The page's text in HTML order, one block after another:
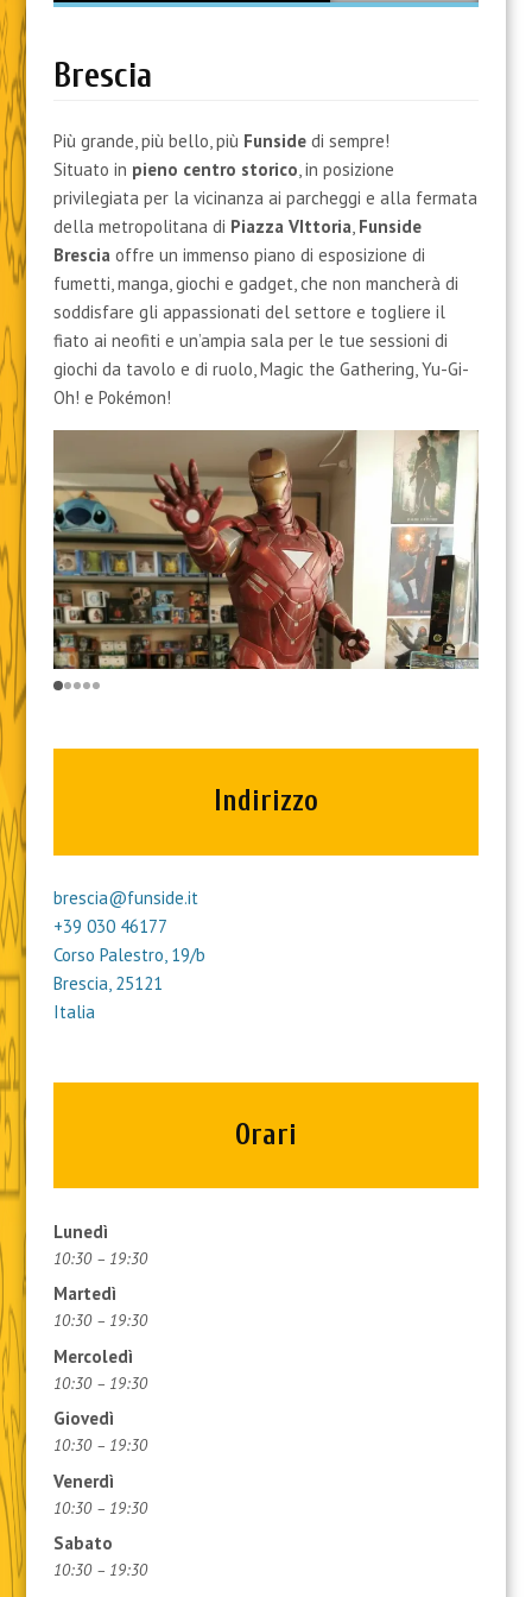
content
Brescia
Più grande, più bello, più Funsidedi sempre!
Situato in pieno centro storico, in posizione
privilegiata per la vicinanza ai parcheggi e alla fermata
della metropolitana di Piazza VIttoria, Funside
Bresciaoffre un immenso piano di esposizione di
fumetti, manga, giochi e gadget, che non mancherà di
soddisfare gli appassionati del settore e togliere il
fiato ai neofiti e un’ampia sala per le tue sessioni di
giochi da tavolo e di ruolo, Magic the Gathering, Yu-Gi-
Oh! e Pokémon!
Indirizzo
brescia@funside.it
+39 030 46177
Corso Palestro, 19/b
Brescia, 25121
Italia
Orari
Lunedì
10:30 – 19:30
Martedì
10:30 – 19:30
Mercoledì
10:30 – 19:30
Giovedì
10:30 – 19:30
Venerdì
10:30 – 19:30
Sabato
10:30 – 19:30